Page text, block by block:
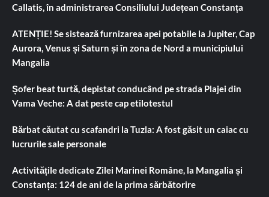
Callatis, în administrarea Consiliului Județean Constanța
ATENȚIE! Se sistează furnizarea apei potabile la Jupiter, Cap
Aurora, Venus și Saturn și în zona de Nord a municipiului
Mangalia
Șofer beat turtă, depistat conducând pe strada Plajei din
Vama Veche: A dat peste cap etilotestul
Bărbat căutat cu scafandri la Tuzla: A fost găsit un caiac cu
lucrurile sale personale
Activitățile dedicate Zilei Marinei Române, la Mangalia și
Constanța: 124 de ani de la prima sărbătorire